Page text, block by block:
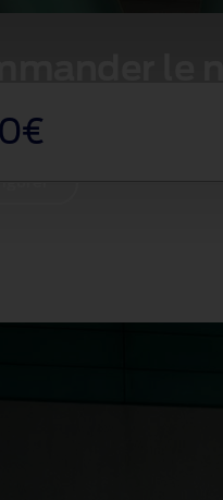
Puma Gen‑E